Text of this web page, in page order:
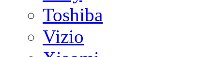
Toshiba
Vizio